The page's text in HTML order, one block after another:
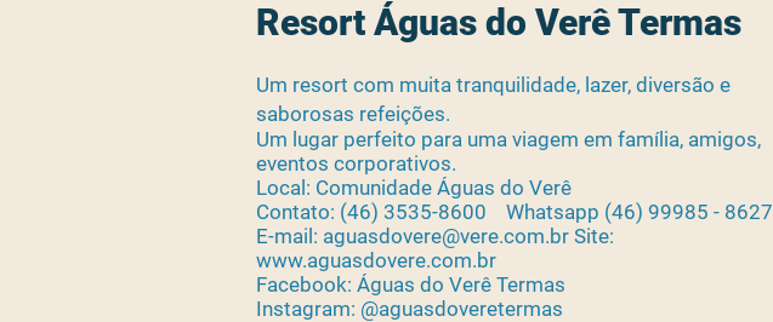
Resort Águas do Verê Termas
Um resort com muita tranquilidade, lazer, diversão e
saborosas refeições.
Um lugar perfeito para uma viagem em família, amigos,
eventos corporativos.
Local: Comunidade Águas do Verê
Contato: (46) 3535-8600 Whatsapp (46) 99985 - 8627
E-mail: aguasdovere@vere.com.br Site:
www.aguasdovere.com.br
Facebook: Águas do Verê Termas
Instagram: @aguasdoveretermas